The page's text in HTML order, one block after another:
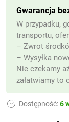
Dostępność:6
Gwarancja
W przypadku,
transportu,
– Zwrot
– Wysyłka
Nie czekamy
załatwiamy to